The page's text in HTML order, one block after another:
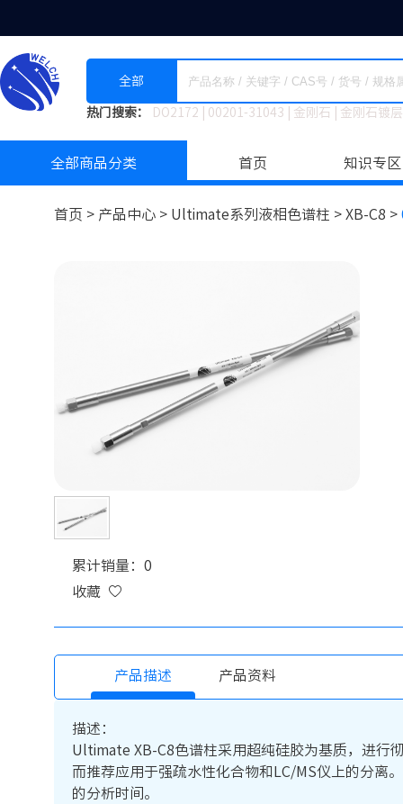
全部
热门搜索： DO2172 00201-31043 金刚石 金刚石镀
全部商品分类 首页 知识专区
首页 > 产品中心 > Ultimate系列液相色谱柱 > XB-C8 >
累计销量：0
收藏
产品描述 产品资料
描述：
Ultimate XB-C8色谱柱采用超纯硅胶为基质，进行
而推荐应用于强疏水性化合物和LC/MS仪上的分离
的分析时间。